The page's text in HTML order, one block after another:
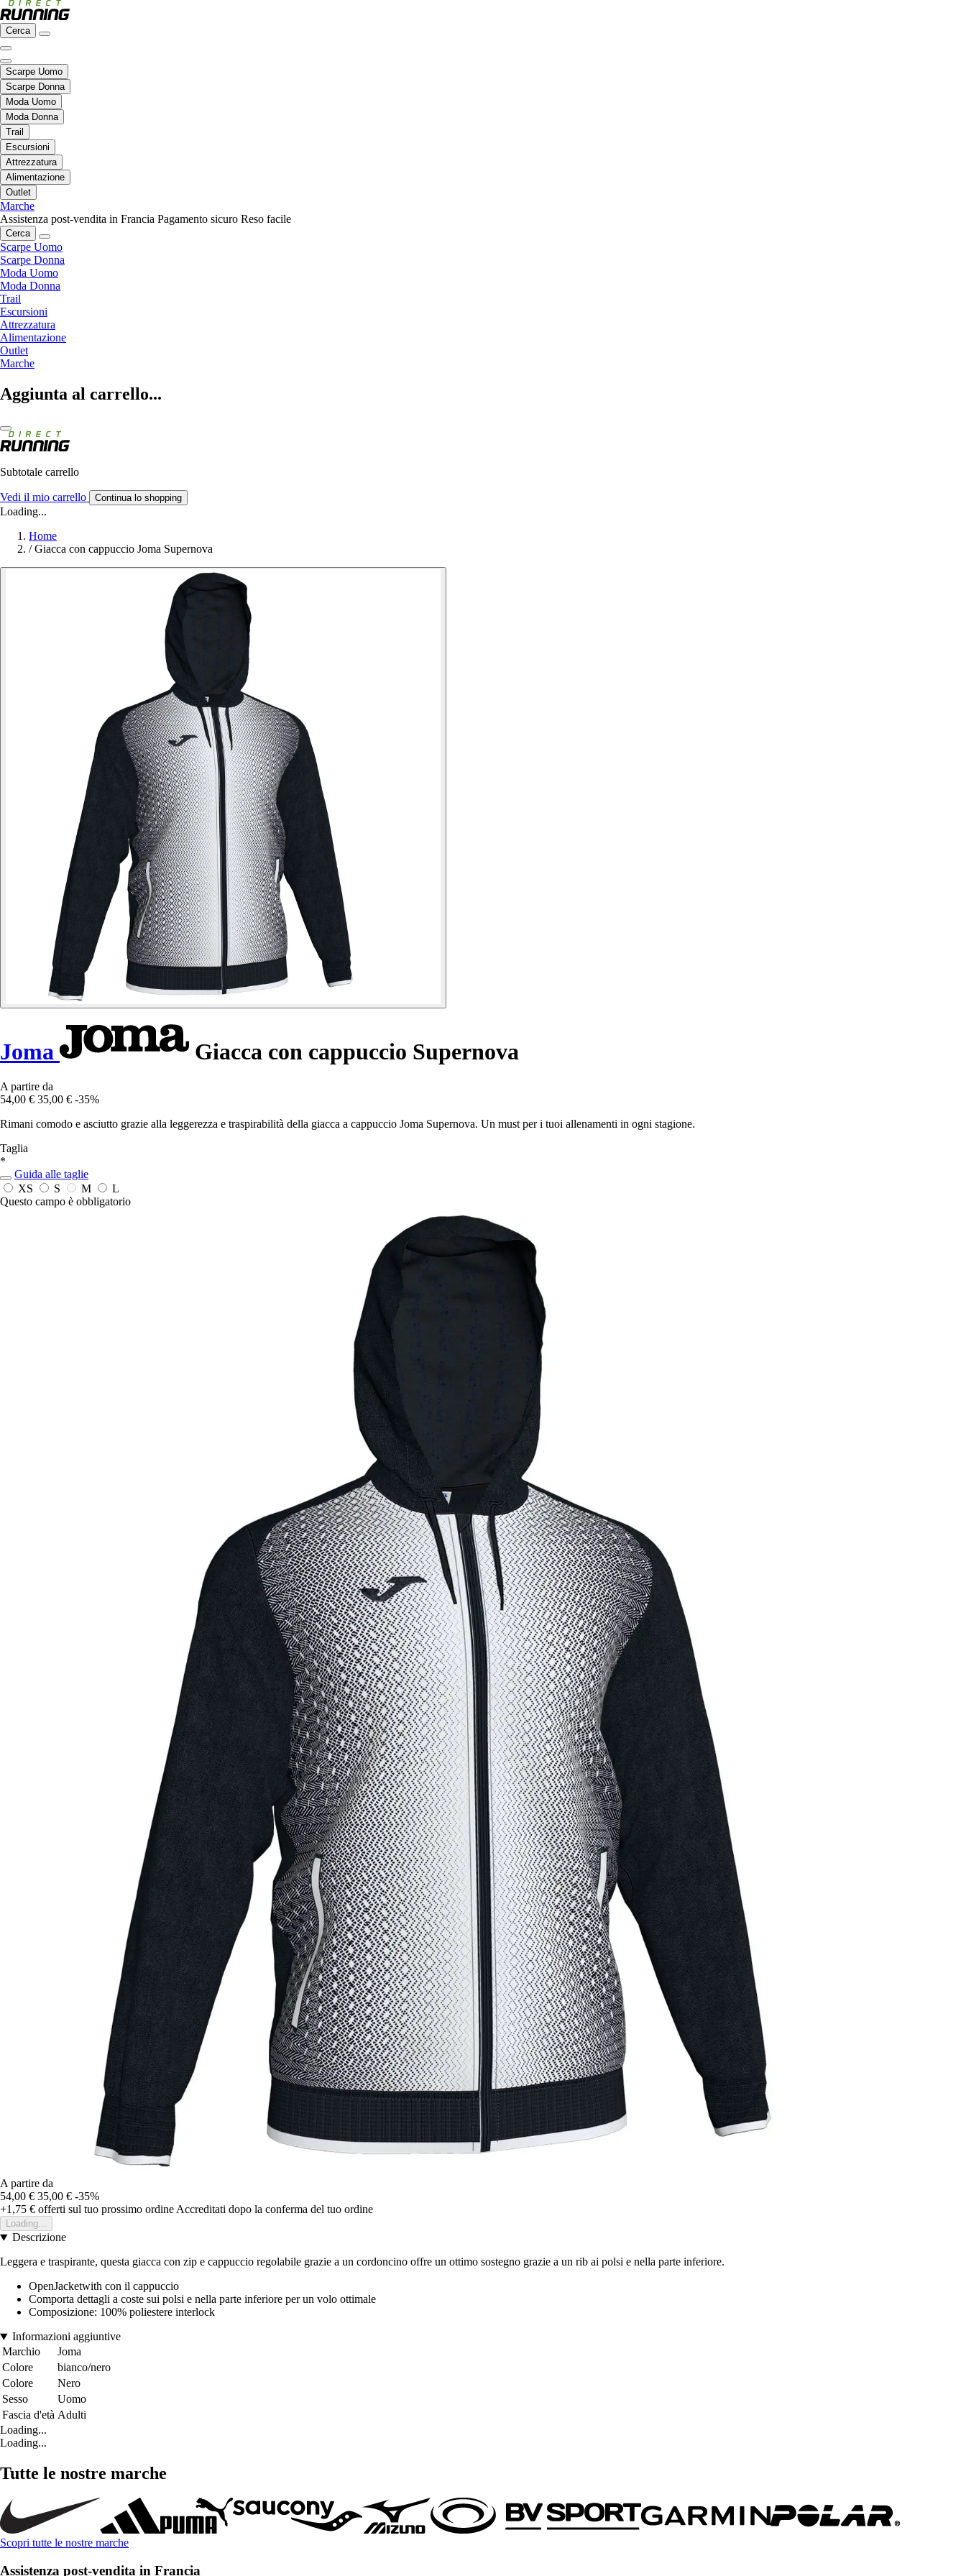
Cerca
Scarpe Uomo
Scarpe Donna
Moda Uomo
Moda Donna
Trail
Escursioni
Attrezzatura
Alimentazione
Outlet
Marche
Assistenza post-vendita in Francia Pagamento sicuro Reso facile
Cerca
Scarpe Uomo
Scarpe Donna
Moda Uomo
Moda Donna
Trail
Escursioni
Attrezzatura
Alimentazione
Outlet
Marche
Aggiunta al carrello...
Subtotale carrello
Vedi il mio carrello Continua lo shopping
Loading...
Home
/ Giacca con cappuccio Joma Supernova
Joma Giacca con cappuccio Supernova
A partire da
54,00 € 35,00 € -35%
Rimani comodo e asciutto grazie alla leggerezza e traspirabilità della giacca a cappuccio Joma Supernova. Un must per i tuoi allenamenti in ogni stagione.
Taglia
*
Guida alle taglie
XS
S M
L
Questo campo è obbligatorio
A partire da
54,00 € 35,00 € -35%
+1,75 € offerti sul tuo prossimo ordineAccreditati dopo la conferma del tuo ordine
Loading...
Descrizione
Leggera e traspirante, questa giacca con zip e cappuccio regolabile grazie a un cordoncino offre un ottimo sostegno grazie a un rib ai polsi e nella parte inferiore.
OpenJacketwith con il cappuccio
Comporta dettagli a coste sui polsi e nella parte inferiore per un volo ottimale
Composizione: 100% poliestere interlock
Informazioni aggiuntive
Marchio
Joma
Colore
bianco/nero
Colore
Nero
Sesso
Uomo
Fascia d'età Adulti
Loading...
Loading...
Tutte le nostre marche
Scopri tutte le nostre marche
Assistenza post-vendita in Francia